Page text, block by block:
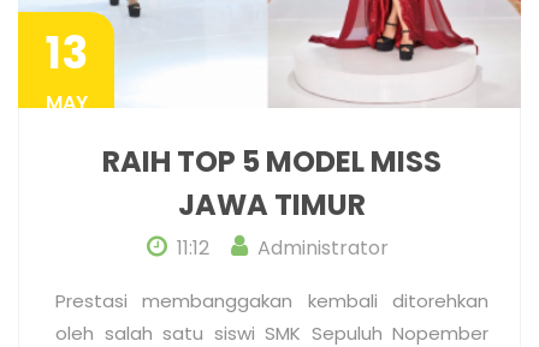
13
MAY
RAIH TOP 5 MODEL MISS
JAWA TIMUR
11:12 Administrator
Prestasi membanggakan kembali ditorehkan
oleh salah satu siswi SMK Sepuluh Nopember